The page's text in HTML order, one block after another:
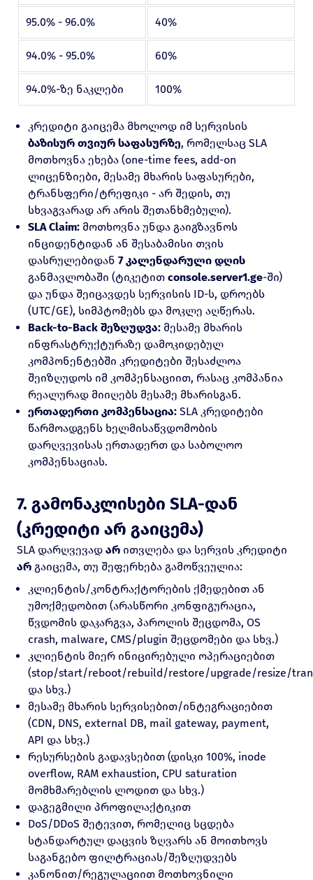
95.0% - 96.0% 40%
94.0% - 95.0% 60%
94.0%-ზე ნაკლები 100%
კრედიტი გაიცემა მხოლოდ იმ სერვისის
ბაზისურ თვიურ საფასურზე, რომელსაც SLA
მოთხოვნა ეხება (one-time fees, add-on
ლიცენზიები, მესამე მხარის საფასურები,
ტრანსფერი/ტრეფიკი - არ შედის, თუ
სხვაგვარად არ არის შეთანხმებული).
SLA Claim: მოთხოვნა უნდა გაიგზავნოს
ინციდენტიდან ან შესაბამისი თვის
დასრულებიდან 7 კალენდარული დღის
განმავლობაში (ტიკეტით console.server1.ge-ში)
და უნდა შეიცავდეს სერვისის ID-ს, დროებს
(UTC/GE), სიმპტომებს და მოკლე აღწერას.
Back-to-Back შეზღუდვა: მესამე მხარის
ინფრასტრუქტურაზე დამოკიდებულ
კომპონენტებში კრედიტები შესაძლოა
შეიზღუდოს იმ კომპენსაციით, რასაც კომპანია
რეალურად მიიღებს მესამე მხარისგან.
ერთადერთი კომპენსაცია: SLA კრედიტები
წარმოადგენს ხელმისაწვდომობის
დარღვევისას ერთადერთ და საბოლოო
კომპენსაციას.
7. გამონაკლისები SLA-დან
(კრედიტი არ გაიცემა)
SLA დარღვევად არ ითვლება და სერვის კრედიტი
არ გაიცემა, თუ შეფერხება გამოწვეულია:
კლიენტის/კონტრაქტორების ქმედებით ან
უმოქმედობით (არასწორი კონფიგურაცია,
წვდომის დაკარგვა, პაროლის შეცდომა, OS
crash, malware, CMS/plugin შეცდომები და სხვ.)
კლიენტის მიერ ინიცირებული ოპერაციებით
(stop/start/reboot/rebuild/restore/upgrade/resize/
და სხვ.)
მესამე მხარის სერვისებით/ინტეგრაციებით
(CDN, DNS, external DB, mail gateway, payment,
API და სხვ.)
რესურსების გადავსებით (დისკი 100%, inode
overflow, RAM exhaustion, CPU saturation
მომხმარებლის ლოდით და სხვ.)
დაგეგმილი პროფილაქტიკით
DoS/DDoS შეტევით, რომელიც სცდება
სტანდარტულ დაცვის ზღვარს ან მოითხოვს
საგანგებო ფილტრაციას/შეზღუდვებს
კანონით/რეგულაციით მოთხოვნილი